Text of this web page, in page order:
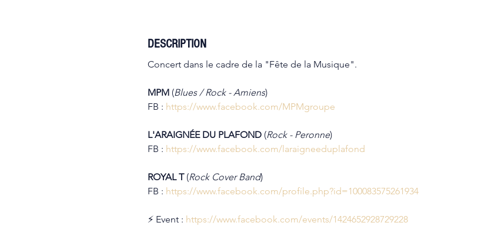
DESCRIPTION
Concert dans le cadre de la "Fête de la Musique".
MPM (Blues / Rock - Amiens)
FB : https://www.facebook.com/MPMgroupe
L'ARAIGNÉE DU PLAFOND (Rock - Peronne)
FB : https://www.facebook.com/laraigneeduplafond
ROYAL T (Rock Cover Band)
FB : https://www.facebook.com/profile.php?id=100083575261934
⚡ Event : https://www.facebook.com/events/1424652928729228